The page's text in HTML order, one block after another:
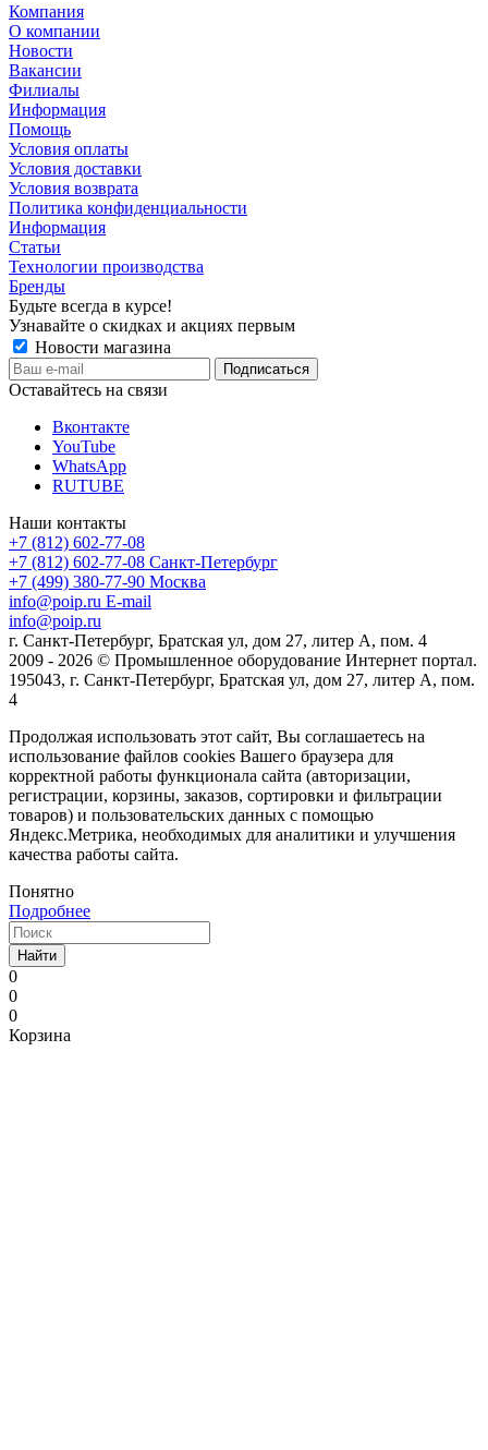
Компания
О компании
Новости
Вакансии
Филиалы
Информация
Помощь
Условия оплаты
Условия доставки
Условия возврата
Политика конфиденциальности
Информация
Статьи
Технологии производства
Бренды
Будьте всегда в курсе!
Узнавайте о скидках и акциях первым
Новости магазина
Оставайтесь на связи
Вконтакте
YouTube
WhatsApp
RUTUBE
Наши контакты
+7 (812) 602-77-08
+7 (812) 602-77-08 Санкт-Петербург
+7 (499) 380-77-90 Москва
info@poip.ru E-mail
info@poip.ru
г. Санкт-Петербург, Братская ул, дом 27, литер А, пом. 4
2009 - 2026 © Промышленное оборудование Интернет портал.
195043, г. Санкт-Петербург, Братская ул, дом 27, литер А, пом.
4
Продолжая использовать этот сайт, Вы соглашаетесь на
использование файлов cookies Вашего браузера для
корректной работы функционала сайта (авторизации,
регистрации, корзины, заказов, сортировки и фильтрации
товаров) и пользовательских данных с помощью
Яндекс.Метрика, необходимых для аналитики и улучшения
качества работы сайта.
Понятно
Подробнее
Найти
0
0
0
Корзина